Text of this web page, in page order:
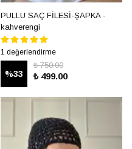
PULLU SAÇ FİLESİ-ŞAPKA -
kahverengi
1 değerlendirme
%33
₺ 750.00
₺ 499.00